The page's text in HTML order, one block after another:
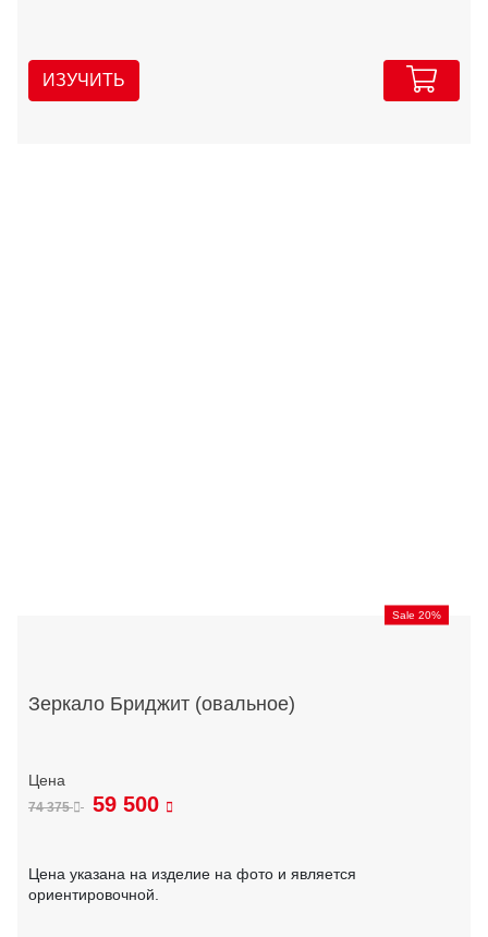
ИЗУЧИТЬ
Sale 20%
Зеркало Бриджит (овальное)
74 375 59 500
Цена указана на изделие на фото и является
ориентировочной.